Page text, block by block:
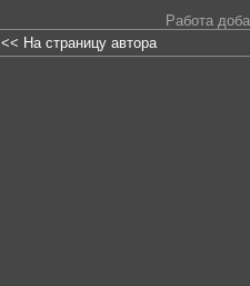
Работа
<< На страницу автора